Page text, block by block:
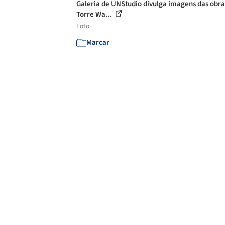
Galeria de UNStudio divulga imagens das
Torre Wa...
Foto
Marcar